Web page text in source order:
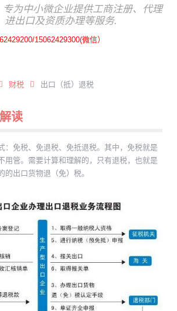
专为中小微企业提供工商注册、代理
进出口及资质办理等服务.
15062429300(微信）
财税 出口（抵）退税
读
：免税、免退税、免抵退税。其中，免税就是
用管。需要计算和理解的，只有退税，也就是
的出口货物退（免）税。